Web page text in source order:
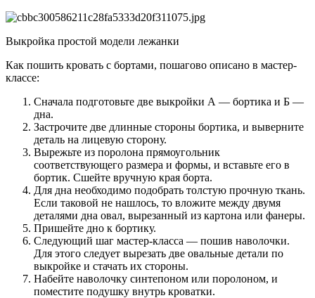
Выкройка простой модели лежанки
Как пошить кровать с бортами, пошагово описано в мастер-
классе:
Сначала подготовьте две выкройки А — бортика и Б —
дна.
Застрочите две длинные стороны бортика, и выверните
деталь на лицевую сторону.
Вырежьте из поролона прямоугольник
соответствующего размера и формы, и вставьте его в
бортик. Сшейте вручную края борта.
Для дна необходимо подобрать толстую прочную ткань.
Если таковой не нашлось, то вложите между двумя
деталями дна овал, вырезанный из картона или фанеры.
Пришейте дно к бортику.
Следующий шаг мастер-класса — пошив наволочки.
Для этого следует вырезать две овальные детали по
выкройке и стачать их стороны.
Набейте наволочку синтепоном или поролоном, и
поместите подушку внутрь кроватки.